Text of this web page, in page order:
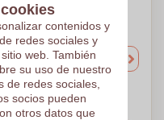
contenidos y
redes sociales y
web. También
su uso de nuestro
de redes sociales,
socios pueden
otros datos que